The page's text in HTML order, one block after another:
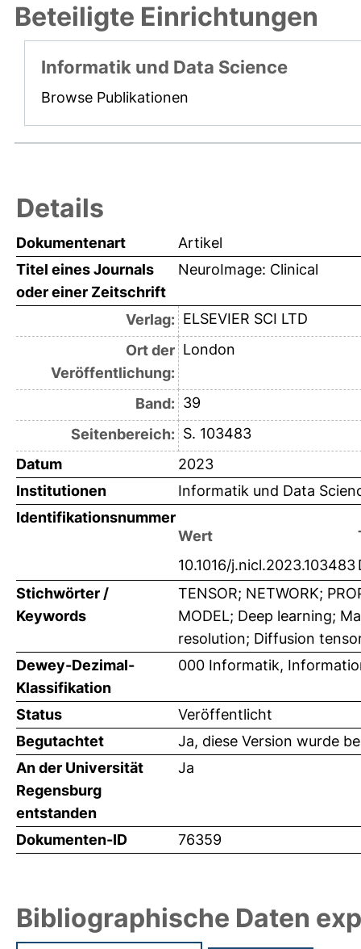
Beteiligte Einrichtungen
Informatik und Data Science
Browse Publikationen
Details
Dokumentenart
Artikel
Titel eines Journals
oder einer Zeitschrift
NeuroImage: Clinical
Verlag: ELSEVIER SCI LTD
Ort der
Veröffentlichung:
London
Band: 39
Seitenbereich: S. 103483
Datum
2023
Institutionen
Informatik und Data
Identifikationsnummer
Wert
10.1016/j.nicl.2023.103483
Stichwörter /
Keywords
TENSOR; NETWORK;
MODEL; Deep learning;
resolution; Diffusion
Dewey-Dezimal-
Klassifikation
000 Informatik,
Status
Veröffentlicht
Begutachtet
Ja, diese Version wurde
An der Universität
Regensburg
entstanden
Ja
Dokumenten-ID 76359
Bibliographische Daten